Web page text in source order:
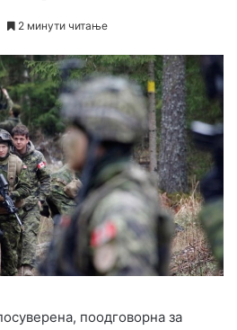
2 минути читање
поодговорна за